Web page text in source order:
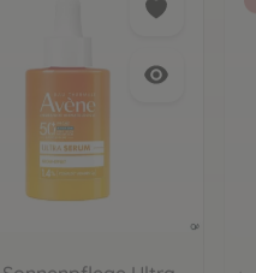
Sonnenpflege Ultra